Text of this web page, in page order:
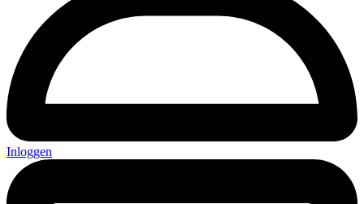
Inloggen